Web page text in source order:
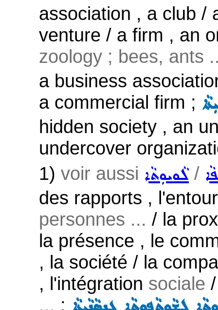
association , a club /
venture / a firm , an
zoology ; bees, ants
a business
a commercial firm ;
hidden society , an
undercover
1) voir aussi ܠܵܘܝܘܼܬܵܐ/
des rapports ,
personnes ... / la
la présence , le
, la société / la
, l'intégration sociale
... ;